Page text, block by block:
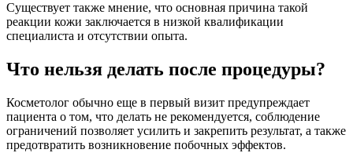
Существует также мнение, что основная причина такой
реакции кожи заключается в низкой квалификации
специалиста и отсутствии опыта.
Что нельзя делать после процедуры?
Косметолог обычно еще в первый визит предупреждает
пациента о том, что делать не рекомендуется, соблюдение
ограничений позволяет усилить и закрепить результат, а также
предотвратить возникновение побочных эффектов.